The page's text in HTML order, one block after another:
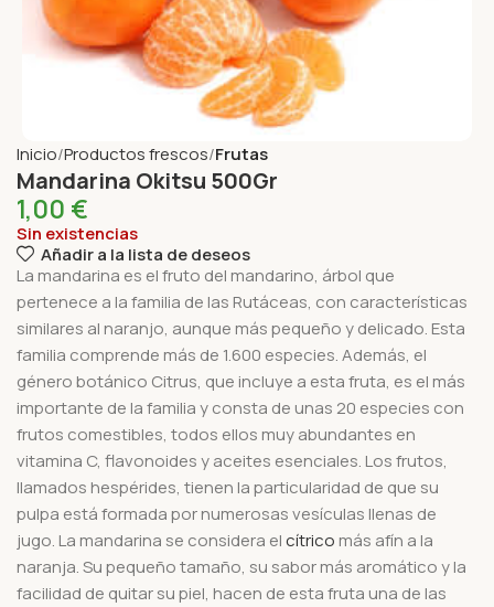
Inicio Productos frescos Frutas
Mandarina Okitsu 500Gr
1,00 €
Sin existencias
Añadir a la lista de deseos
La mandarina es el fruto del mandarino, árbol que
pertenece a la familia de las Rutáceas, con características
similares al naranjo, aunque más pequeño y delicado. Esta
familia comprende más de 1.600 especies. Además, el
género botánico Citrus, que incluye a esta fruta, es el más
importante de la familia y consta de unas 20 especies con
frutos comestibles, todos ellos muy abundantes en
vitamina C, flavonoides y aceites esenciales. Los frutos,
llamados hespérides, tienen la particularidad de que su
pulpa está formada por numerosas vesículas llenas de
jugo. La mandarina se considera elcítrico más afín a la
naranja. Su pequeño tamaño, su sabor más aromático y la
facilidad de quitar su piel, hacen de esta fruta una de las